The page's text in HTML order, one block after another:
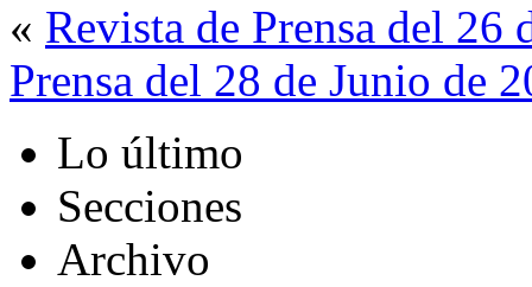
« Revista de Prensa del 26
Prensa del 28 de Junio de
Lo último
Secciones
Archivo